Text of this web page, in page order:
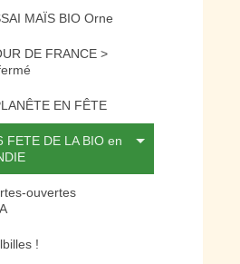
MAÏS BIO Orne
DE FRANCE >
EN FÊTE
FETE DE LA BIO en
ouvertes
!